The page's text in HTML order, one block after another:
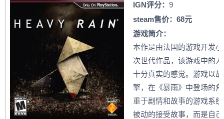
IGN评分： 9
steam售价：68元
游戏简介：
本作是由法国的游戏开发
次世代作品，该游戏中的
十分真实的感觉。游戏以
擎，在《暴雨》中登场的
重于剧情和故事的游戏系
被动的接受故事，而是自